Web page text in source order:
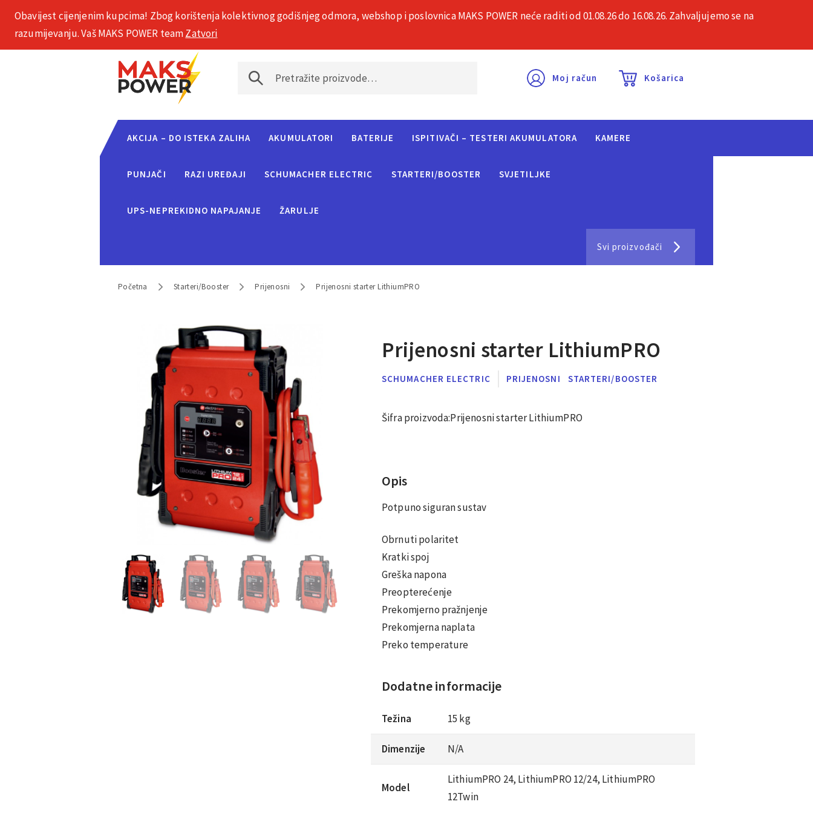
+385 1 2002 575 O nama Česta pitanja Kontakt
Moj račun Košarica
AKCIJA – DO ISTEKA ZALIHA AKUMULATORI BATERIJE ISPITIVAČI – TESTERI AKUMULATORA KAMERE
PUNJAČI RAZI UREĐAJI SCHUMACHER ELECTRIC STARTERI/BOOSTER SVJETILJKE
UPS-NEPREKIDNO NAPAJANJE ŽARULJE
Svi proizvođači
Početna Starteri/Booster Prijenosni Prijenosni starter LithiumPRO
Prijenosni starter LithiumPRO
SCHUMACHER ELECTRIC PRIJENOSNI STARTERI/BOOSTER
Šifra proizvoda:Prijenosni starter LithiumPRO
Opis
Potpuno siguran sustav
Obrnuti polaritet
Kratki spoj
Greška napona
Preopterećenje
Prekomjerno pražnjenje
Prekomjerna naplata
Preko temperature
Dodatne informacije
Težina 15 kg
Dimenzije N/A
Model
LithiumPRO 24, LithiumPRO 12/24, LithiumPRO
12Twin
Obavijest cijenjenim kupcima! Zbog korištenja kolektivnog godišnjeg odmora, webshop i poslovnica MAKS POWER neće raditi od 01.08.26 do 16.08.26. Zahvaljujemo se na
razumijevanju. Vaš MAKS POWER teamZatvori